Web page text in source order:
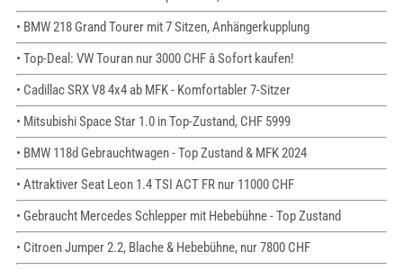
• BMW 218 Grand Tourer mit 7 Sitzen, Anhängerkupplung
• Top-Deal: VW Touran nur 3000 CHF â Sofort kaufen!
• Cadillac SRX V8 4x4 ab MFK - Komfortabler 7-Sitzer
• Mitsubishi Space Star 1.0 in Top-Zustand, CHF 5999
• BMW 118d Gebrauchtwagen - Top Zustand & MFK 2024
• Attraktiver Seat Leon 1.4 TSI ACT FR nur 11000 CHF
• Gebraucht Mercedes Schlepper mit Hebebühne - Top Zustand
• Citroen Jumper 2.2, Blache & Hebebühne, nur 7800 CHF